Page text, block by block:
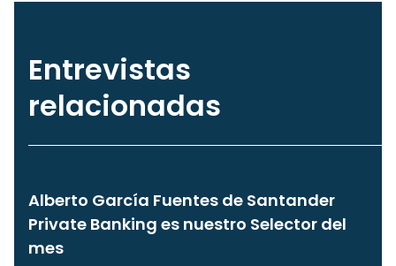
Entrevistas
relacionadas
Alberto García Fuentes de Santander
Private Banking es nuestro Selector del
mes